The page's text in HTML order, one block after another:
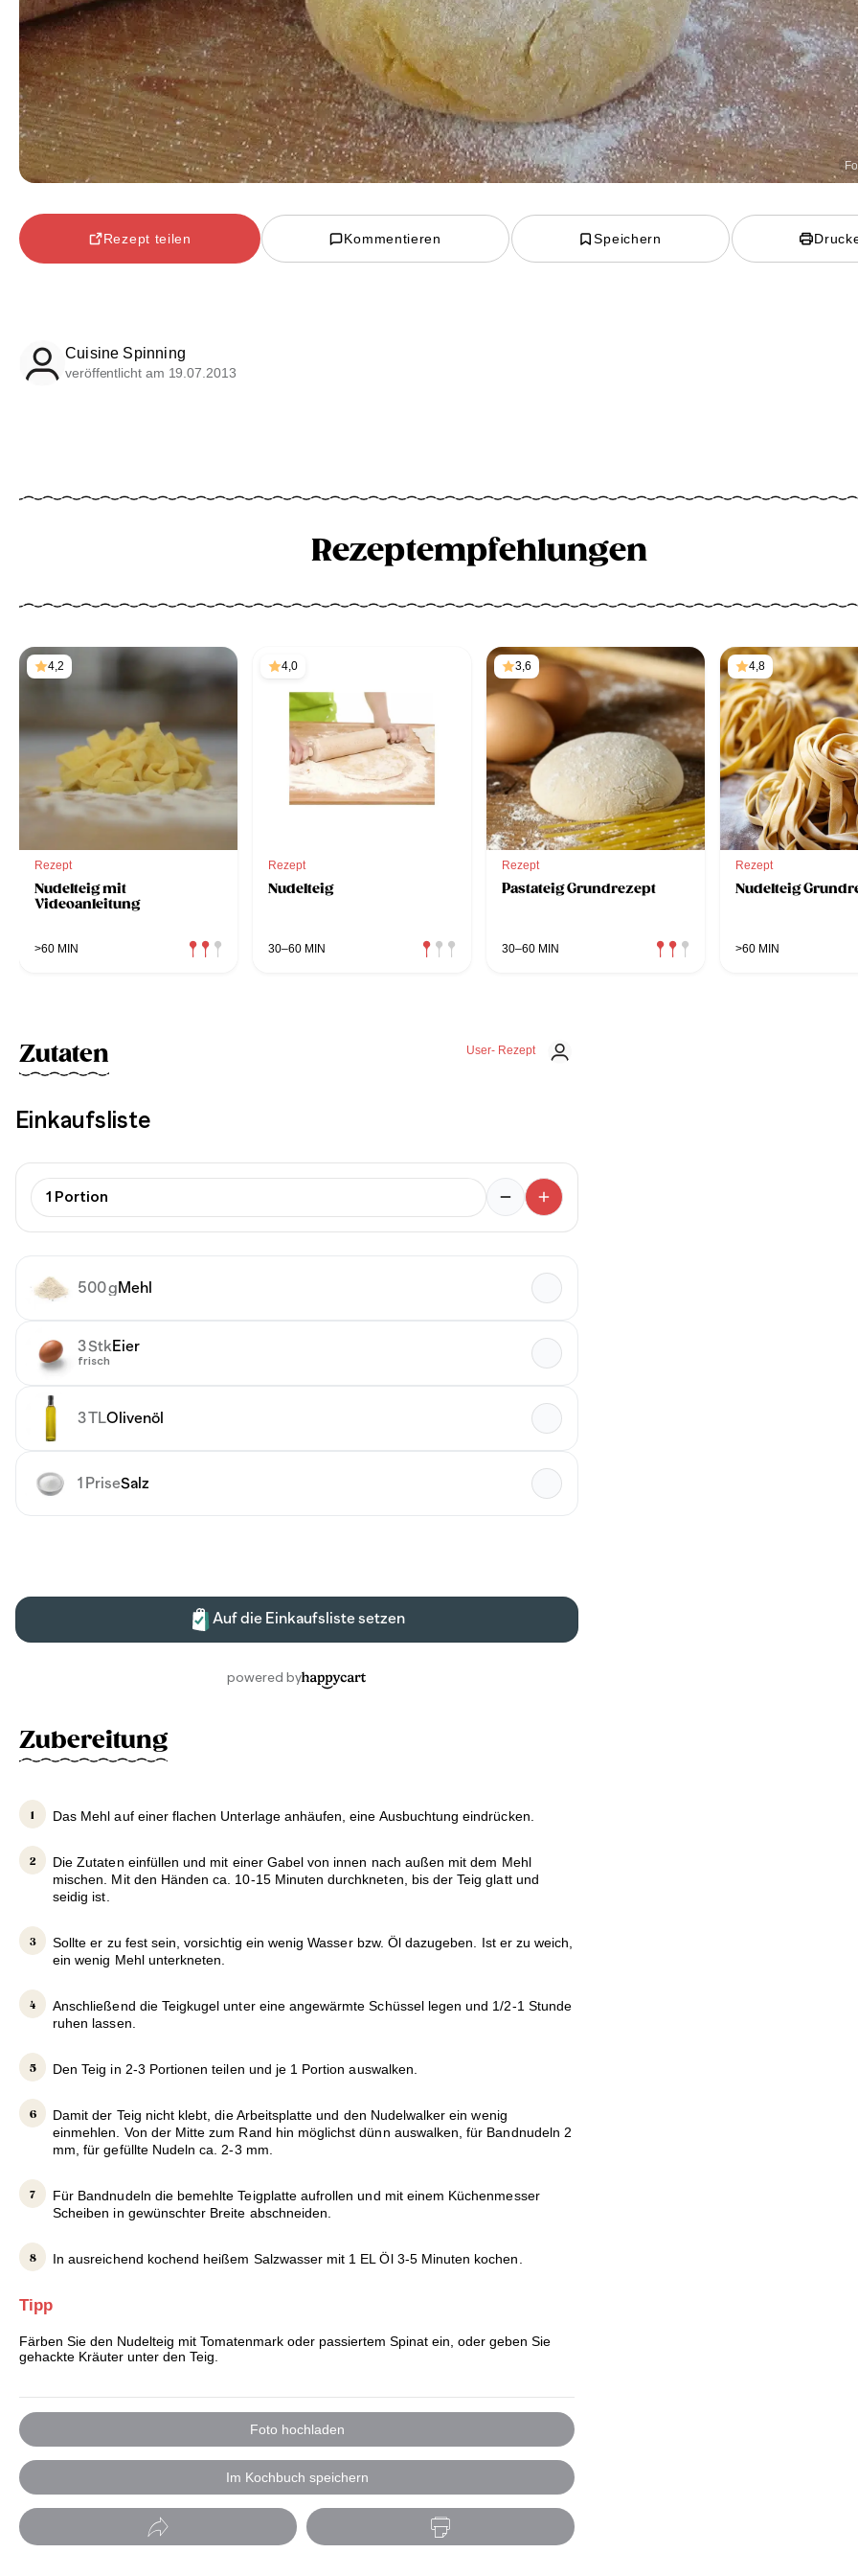
Rezept teilen Kommentieren Speichern
Cuisine Spinning
veröffentlicht am 19.07.2013
Rezeptempfehlungen
4,2
Rezept
Nudelteig mit
Videoanleitung
>60 MIN
4,0
Rezept
Nudelteig
30–60 MIN
3,6
Rezept
Pastateig Grundrezept
30–60 MIN
4,8
Rezept
Nudelteig
>60 MIN
User- Rezept
Zutaten
Zubereitung
Das Mehl auf einer flachen Unterlage anhäufen, eine Ausbuchtung eindrücken.
Die Zutaten einfüllen und mit einer Gabel von innen nach außen mit dem Mehl
mischen. Mit den Händen ca. 10-15 Minuten durchkneten, bis der Teig glatt und
seidig ist.
Sollte er zu fest sein, vorsichtig ein wenig Wasser bzw. Öl dazugeben. Ist er zu weich,
ein wenig Mehl unterkneten.
Anschließend die Teigkugel unter eine angewärmte Schüssel legen und 1/2-1 Stunde
ruhen lassen.
Den Teig in 2-3 Portionen teilen und je 1 Portion auswalken.
Damit der Teig nicht klebt, die Arbeitsplatte und den Nudelwalker ein wenig
einmehlen. Von der Mitte zum Rand hin möglichst dünn auswalken, für Bandnudeln 2
mm, für gefüllte Nudeln ca. 2-3 mm.
Für Bandnudeln die bemehlte Teigplatte aufrollen und mit einem Küchenmesser
Scheiben in gewünschter Breite abschneiden.
In ausreichend kochend heißem Salzwasser mit 1 EL Öl 3-5 Minuten kochen.
Tipp
Färben Sie den Nudelteig mit Tomatenmark oder passiertem Spinat ein, oder geben Sie
gehackte Kräuter unter den Teig.
Foto hochladen
Im Kochbuch speichern